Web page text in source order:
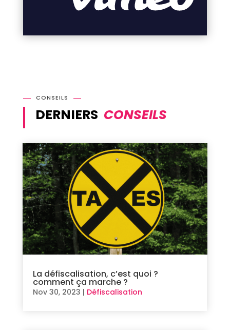
CONSEILS
DERNIERS CONSEILS
La défiscalisation, c’est quoi ?
comment ça marche ?
Nov 30, 2023 | Défiscalisation